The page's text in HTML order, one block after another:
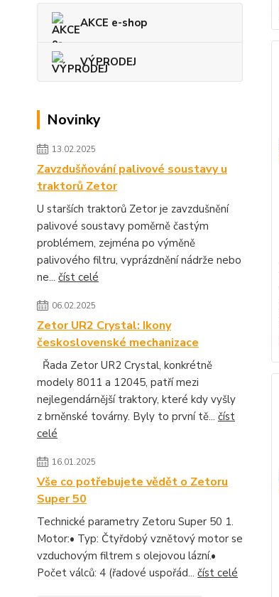
AKCE e-shop
VÝPRODEJ
Novinky
13.02.2025
Zavzdušňování palivové soustavy u
traktorů Zetor
U starších traktorů Zetor je zavzdušnění
palivové soustavy poměrně častým
problémem, zejména po výměně
palivového filtru, vyprázdnění nádrže nebo
ne... číst celé
06.02.2025
Zetor UR2 Crystal: Ikony
československé mechanizace
Řada Zetor UR2 Crystal, konkrétně
modely 8011 a 12045, patří mezi
nejlegendárnější traktory, které kdy vyšly
z brněnské továrny. Byly to první tě... číst
celé
16.01.2025
Vše co potřebujete vědět o Zetoru
Super 50
Technické parametry Zetoru Super 50 1.
Motor:• Typ: Čtyřdobý vznětový motor se
vzduchovým filtrem s olejovou lázní.•
Počet válců: 4 (řadové uspořád... číst celé